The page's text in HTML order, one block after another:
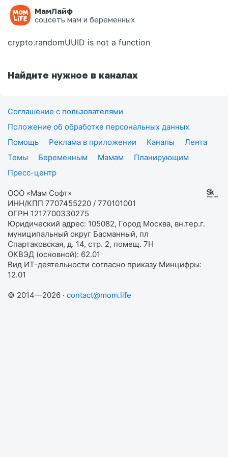
МамЛайф
соцсеть мам и беременных
Ошибка на странице
crypto.randomUUID is not a function
Найдите нужное в каналах
Соглашение с пользователями
Положение об обработке персональных данных
Помощь
Реклама в приложении Каналы
Лента
Темы
Беременным Мамам
Планирующим
Пресс-центр
ООО «Мам Софт»
ИНН/КПП 7707455220 / 770101001
ОГРН 1217700330275
Юридический адрес: 105082, Город Москва, вн.тер.г.
муниципальный округ Басманный, пл
Спартаковская, д. 14, стр. 2, помещ. 7Н
ОКВЭД (основной): 62.01
Вид ИТ-деятельности согласно приказу Минцифры:
12.01
© 2014—2026 · contact@mom.life